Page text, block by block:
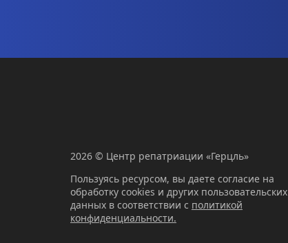
2026 © Центр репатриации «Герцль»
Пользуясь ресурсом, вы даете согласие на
обработку cookies и других пользовательских
данных в соответствии с политикой
конфиденциальности.